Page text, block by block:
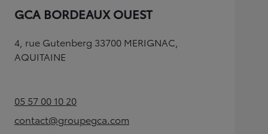
GCA BORDEAUX OUEST
4, rue Gutenberg 33700 MERIGNAC,
AQUITAINE
05 57 00 10 20(Opens in new tab)
contact@groupegca.com
(Opens in new tab)